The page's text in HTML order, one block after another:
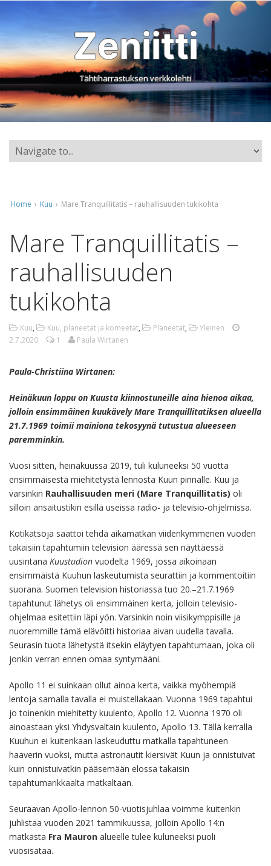
Zeniitti
Tähtiharrastuksen verkkolehti
Home › Kuu › Mare Tranquillitatis – rauhallisuuden tukikohta
Mare Tranquillitatis –
rauhallisuuden
tukikohta
Kuu, Kuu, planeetat ja komeetat, Planeetat,
Yleinen
2.7.2020
1 Paula Wirtanen
Paula-Christiina Wirtanen:
Heinäkuun loppu on Kuusta kiinnostuneille aina hienoa aikaa,
jolloin ensimmäinen kuukävely Mare Tranquillitatiksen alueella
21.7.1969 toimii mainiona tekosyynä tutustua alueeseen
paremminkin.
Vuosi sitten, heinäkuussa 2019, tuli kuluneeksi 50 vuotta
ensimmäisestä miehitetystä lennosta Kuun pinnalle. Kuu ja
varsinkin Rauhallisuuden meri (Mare Tranquillitatis) oli
silloin ansaitustikin esillä useissa radio- ja televisio-ohjelmissa.
Kotikatsoja saattoi tehdä aikamatkan viidenkymmenen vuoden
takaisiin tapahtumiin television ääressä sen näyttäessä
uusintana Kuustudion vuodelta 1969, jossa aikoinaan
ensimmäistä Kuuhun laskeutumista seurattiin ja kommentoitiin
suorana. Suomen television historiassa tuo 20.–21.7.1969
tapahtunut lähetys oli ensimmäinen kerta, jolloin televisio-
ohjelmaa esitettiin läpi yön. Varsinkin noin viisikymppisille ja
nuoremmille tämä elävöitti historiaa aivan uudella tavalla.
Seurasin tuota lähetystä itsekin eläytyen tapahtumaan, joka oli
jonkin verran ennen omaa syntymääni.
Apollo 11 ei suinkaan ollut ainoa kerta, vaikka myöhempiä
lentoja samalla tavalla ei muistellakaan. Vuonna 1969 tapahtui
jo toinenkin miehitetty kuulento, Apollo 12. Vuonna 1970 oli
ainoastaan yksi Yhdysvaltain kuulento, Apollo 13. Tällä kerralla
Kuuhun ei kuitenkaan laskeuduttu matkalla tapahtuneen
haaverin vuoksi, mutta astronautit kiersivät Kuun ja onnistuivat
kuin onnistuivatkin pääsemään elossa takaisin
tapahtumarikkaalta matkaltaan.
Seuraavan Apollo-lennon 50-vuotisjuhlaa voimme kuitenkin
juhlistaa vuoden 2021 tammikuussa, jolloin Apollo 14:n
matkasta Fra Mauron alueelle tulee kuluneeksi puoli
vuosisataa.